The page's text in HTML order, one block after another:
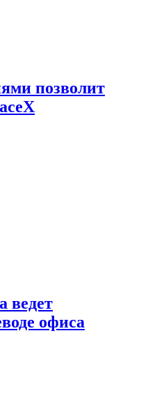
позволит
ведет
офиса